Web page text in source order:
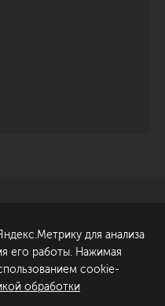
Обсудить проект
для анализа
его работы. Нажимая
cookie-
обработки